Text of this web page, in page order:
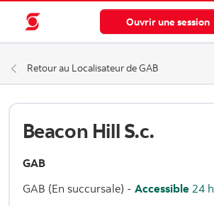
Ouvrir une session
Retour au Localisateur de GAB
Beacon Hill S.c.
GAB
GAB (En succursale) - Accessible 24 h